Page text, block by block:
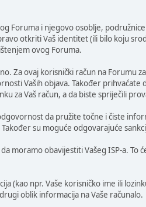
Foruma i njegovo osoblje,
otkriti Vaš identitet (ili bilo koju
ovog Foruma.
Za ovaj korisnički račun na Forumu
Vaših objava. Također prihvaćate
za Vaš račun, a da biste spriječili
da pružite točne i čiste
su moguće odgovarajuće
moramo obavijestiti Vašeg ISP-a. To
(kao npr. Vaše korisničko ime ili
oblik informacija na Vaše računalo.